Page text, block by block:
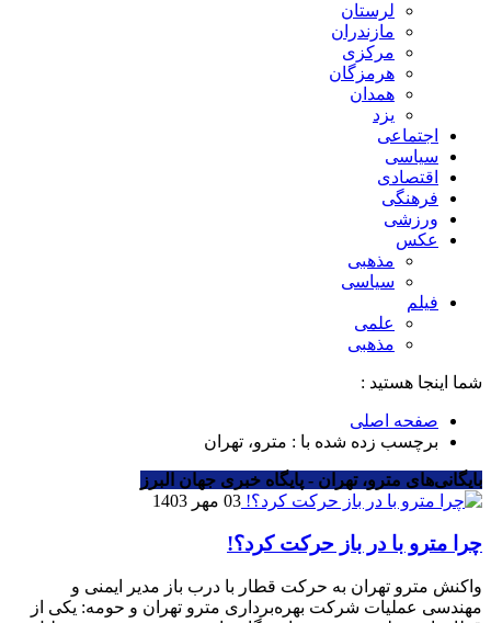
لرستان
مازندران
مرکزی
هرمزگان
همدان
یزد
اجتماعی
سیاسی
اقتصادی
فرهنگی
ورزشی
عکس
مذهبی
سیاسی
فیلم
علمی
مذهبی
شما اینجا هستید :
صفحه اصلی
برچسب زده شده با : مترو، تهران
بایگانی‌های مترو، تهران - پایگاه خبری جهان البرز
03 مهر 1403
چرا مترو با در باز حرکت کرد؟!
واکنش مترو تهران به حرکت قطار با درب باز مدیر ایمنی و
مهندسی عملیات شرکت بهره‌برداری مترو تهران و حومه: یکی از